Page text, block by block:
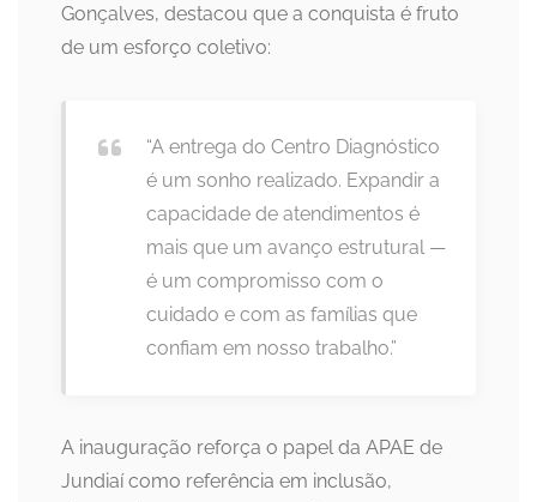
Gonçalves, destacou que a conquista é fruto
de um esforço coletivo:
“A entrega do Centro Diagnóstico
é um sonho realizado. Expandir a
capacidade de atendimentos é
mais que um avanço estrutural —
é um compromisso com o
cuidado e com as famílias que
confiam em nosso trabalho.”
A inauguração reforça o papel da APAE de
Jundiaí como referência em inclusão,